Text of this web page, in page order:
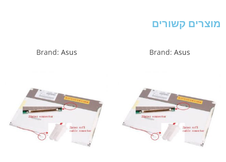
מוצרים קשורים
Brand: Asus
Brand: Asus